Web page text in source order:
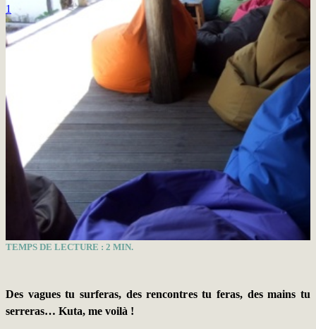
1
TEMPS DE LECTURE : 2 MIN.
Des vagues tu surferas, des rencontres tu feras, des mains tu
serreras… Kuta, me voilà !